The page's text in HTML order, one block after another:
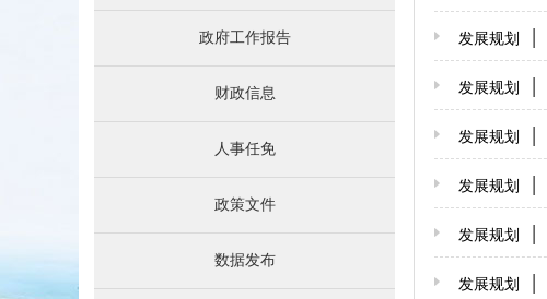
政府工作报告
财政信息
人事任免
政策文件
数据发布
发展规划 |
发展规划 |
发展规划 |
发展规划 |
发展规划 |
发展规划 |